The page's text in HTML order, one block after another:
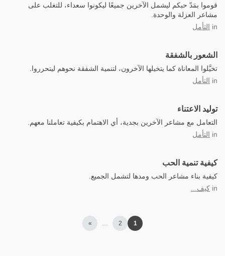
قوموا بمَدّ حبكم ليشمل الآخرين جميعًا ليكونوا سعداء، للتغلب على
مشاعر العزلة والوحدة.
in التأمل
الشعور بالشفقة
تخيَّلوا المعاناة كما يتخيلها الآخرون، لتنمية الشفقة نحوهم ليتحرروا.
in التأمل
توليد الاعتناء
التعامل مع مشاعر الآخرين بجدية، أي الاهتمام بكيفية تعاملنا معهم.
in التأمل
كيفية تنمية الحب
كيفية بناء مشاعر الحب ومدها لتشمل الجميع.
in كيف...
1
2
…
»